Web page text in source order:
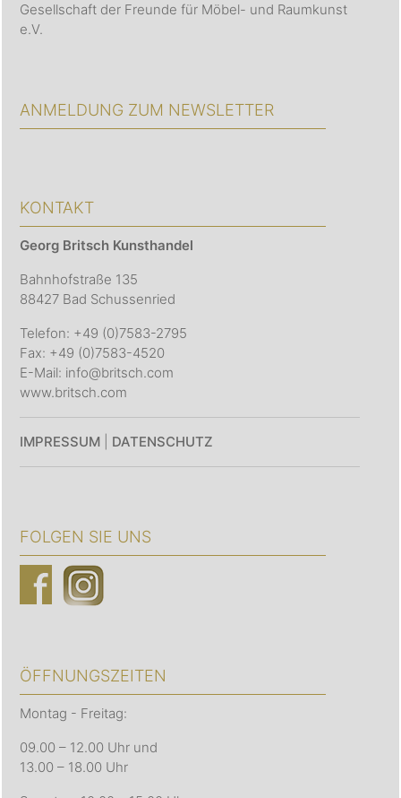
Gesellschaft der Freunde für Möbel- und Raumkunst
e.V.
ANMELDUNG ZUM NEWSLETTER
KONTAKT
Georg Britsch Kunsthandel
Bahnhofstraße 135
88427 Bad Schussenried
Telefon: +49 (0)7583-2795
Fax: +49 (0)7583-4520
E-Mail: info@britsch.com
www.britsch.com
IMPRESSUM DATENSCHUTZ
FOLGEN SIE UNS
ÖFFNUNGSZEITEN
Montag - Freitag:
09.00 – 12.00 Uhr und
13.00 – 18.00 Uhr